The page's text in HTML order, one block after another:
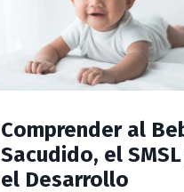
Comprender al
Sacudido, el
el Desarrollo